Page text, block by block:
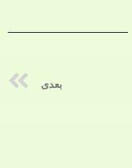
بعدی